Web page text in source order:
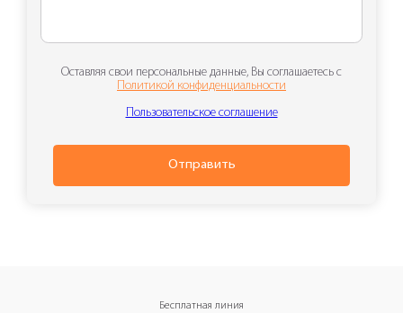
Оставляя свои персональные данные, Вы соглашаетесь с
Политикой конфиденциальности
Пользовательское соглашение
Отправить
Бесплатная линия